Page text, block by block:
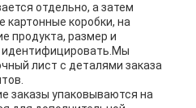
отдельно, а затем
картонные коробки, на
продукта, размер и
идентифицировать.Мы
лист с деталями заказа
заказы упаковываются на